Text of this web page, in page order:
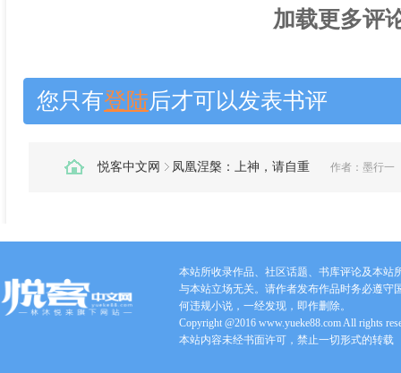
加载更多评
您只有登陆后才可以发表书评
悦客中文网 凤凰涅槃：上神，请自重 作者： 墨行一
本站所收录作品、社区话题、书库评论及本站
与本站立场无关。请作者发布作品时务必遵守
何违规小说，一经发现，即作删除。
Copyright @2016 www.yueke88.com All rights
本站内容未经书面许可，禁止一切形式的转载